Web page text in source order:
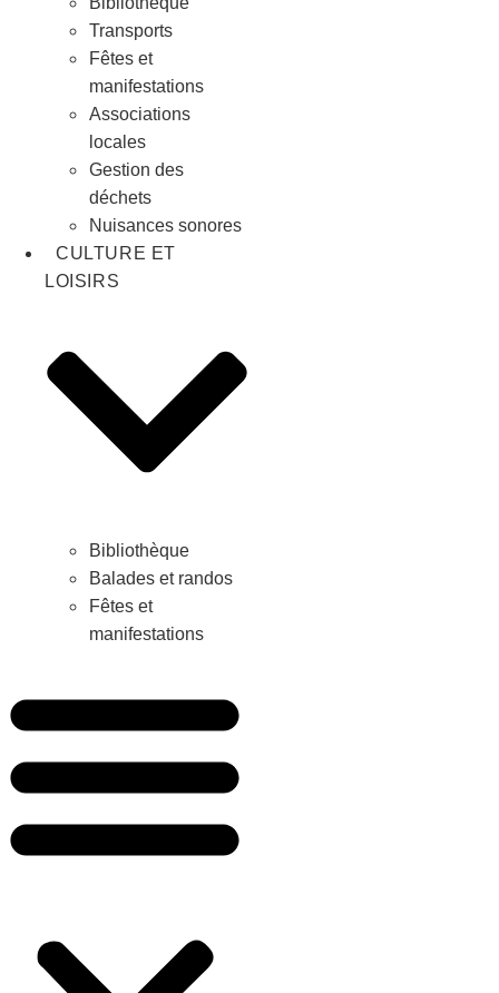
Transports
Fêtes et
manifestations
Associations
locales
Gestion des
déchets
Nuisances sonores
CULTURE ET
LOISIRS
Bibliothèque
Balades et randos
Fêtes et
manifestations